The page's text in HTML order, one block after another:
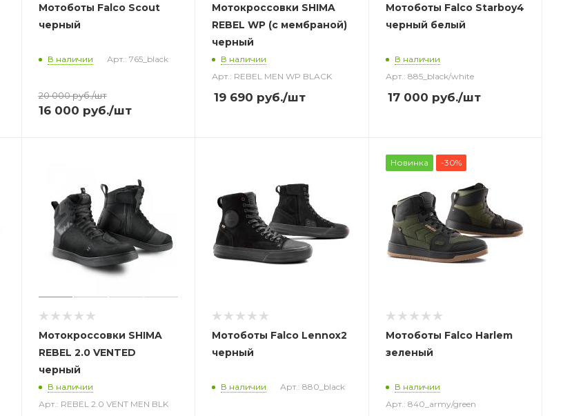
Мотоботы Falco Scout
черный
В наличии Арт.: 765_black
20 000руб./шт
16 000 руб./шт
Мотокроссовки SHIMA
REBEL WP (с мембраной)
черный
В наличии
Арт.: REBEL MEN WP BLACK
19 690 руб./шт
Мотоботы Falco Starboy4
черный белый
В наличии
Арт.: 885_black/white
17 000 руб./шт
Мотокроссовки SHIMA
REBEL 2.0 VENTED
черный
В наличии
Арт.: REBEL 2.0 VENT MEN BLK
Мотоботы Falco Lennox2
черный
В наличии Арт.: 880_black
Новинка -30%
Мотоботы Falco Harlem
зеленый
В наличии
Арт.: 840_army/green